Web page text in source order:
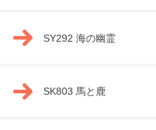
SY292 海の幽霊
SK803 馬と鹿